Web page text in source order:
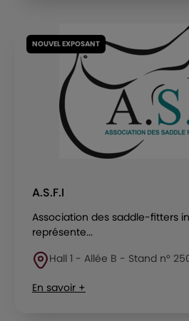
NOUVEL EXPOSANT
A.S.F.I
Association des saddle-fitters
représente...
Hall 1 - Allée B - Stand n°
En savoir +